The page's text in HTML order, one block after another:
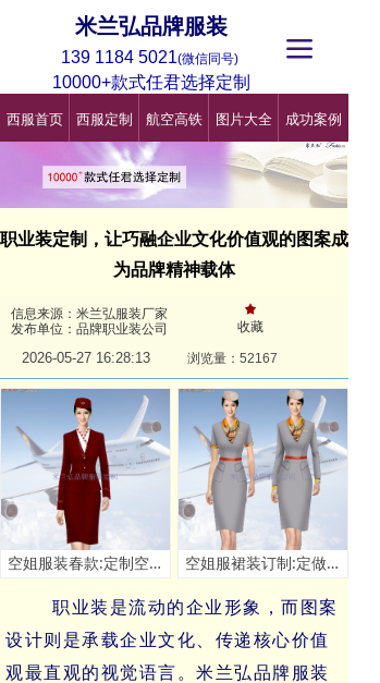
米兰弘品牌服装
西服首页 西服定制 航空高铁 图片大全 成功案例
끀
139 1184 5021(微信同号)
10000+款式任君选择定制
职业装定制，让巧融企业文化价值观的图案成
为品牌精神载体
2026-05-27 16:28:13 浏览量：52167
끄
收藏
信息来源：米兰弘服装厂家
发布单位：品牌职业装公司
职业装是流动的企业形象，而图案
设计则是承载企业文化、传递核心价值
观最直观的视觉语言。米兰弘品牌服装
空姐服装春款:定制空姐春秋季套装款式 - 米兰弘服装厂家 空姐服裙装订制:定做空姐服连衣裙套装价格 - 米兰弘厂家